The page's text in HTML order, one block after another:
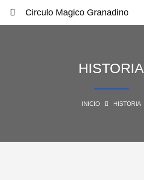
HISTORIA
INICIO HISTORIA
Circulo Magico Granadino